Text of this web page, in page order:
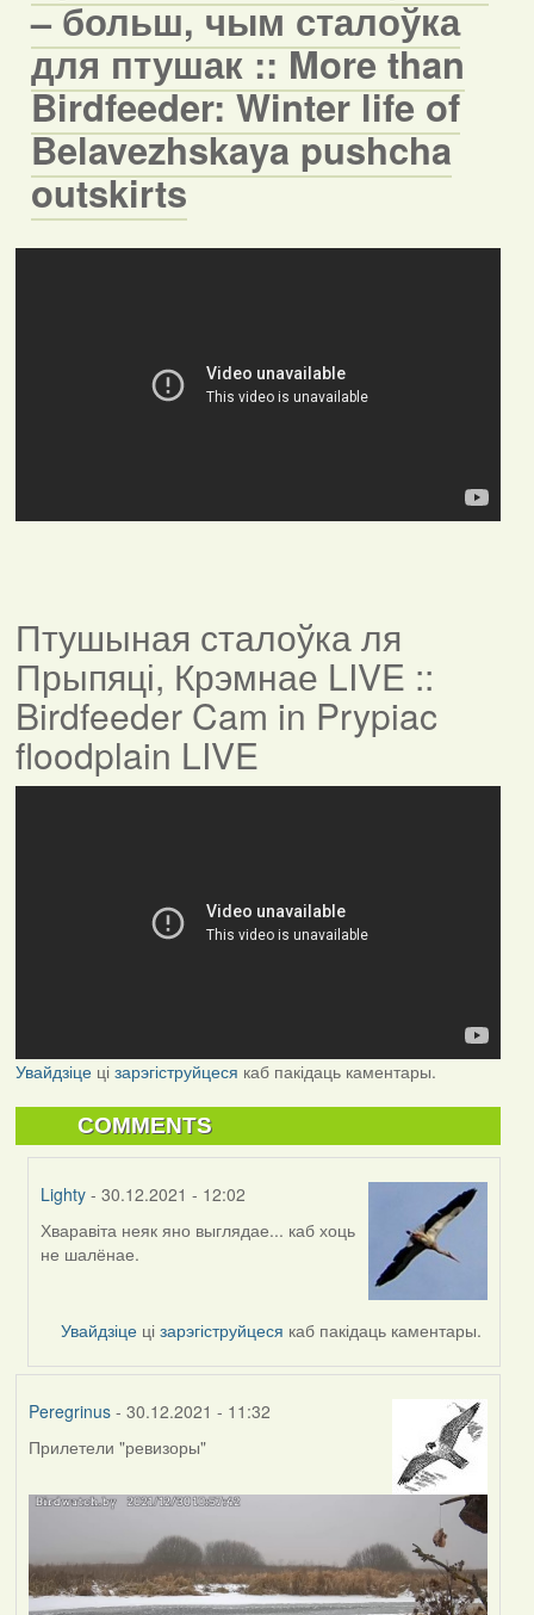
– больш, чым сталоўка
для птушак :: More than
Birdfeeder: Winter life of
Belavezhskaya pushcha
outskirts
Птушыная сталоўка ля
Прыпяці, Крэмнае LIVE ::
Birdfeeder Cam in Prypiac
floodplain LIVE
Увайдзіцеці зарэгіструйцеся каб пакідаць каментары.
COMMENTS
Lighty - 30.12.2021 - 12:02
In
reply
Peregrinus
Хваравіта неяк яно выглядае... каб хоць
не шалёнае.
Увайдзіце цізарэгіструйцеся каб пакідаць каментары.
Peregrinus- 30.12.2021 - 11:32
Прилетели "ревизоры"